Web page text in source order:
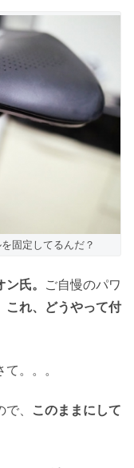
固定してるんだ？
氏。
ご自慢のパワ
これ、どうやって付
。。。
、
このままにして